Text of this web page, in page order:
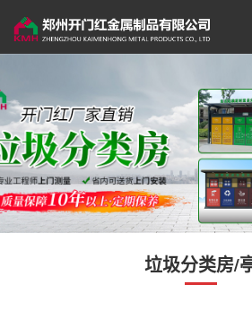
首页
厂家简
岗亭展
移动厕
旗杆展
垃圾分类房/